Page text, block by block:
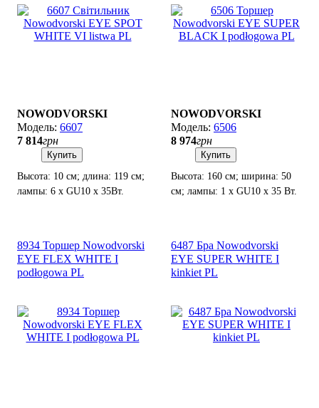
NOWODVORSKI
6607
7 814грн
Купить
Высота: 10 см; длина: 119 см;
лампы: 6 x GU10 х 35Вт.
NOWODVORSKI
6506
8 974грн
Купить
Высота: 160 см; ширина: 50
см; лампы: 1 х GU10 х 35 Вт.
8934 Торшер Nowodvorski
EYE FLEX WHITE I
podłogowa PL
6487 Бра Nowodvorski
EYE SUPER WHITE I
kinkiet PL